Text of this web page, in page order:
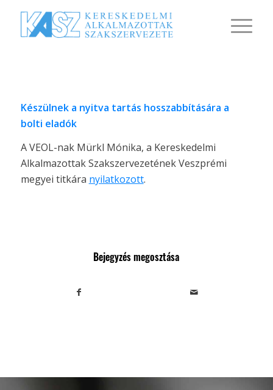
Készülnek a nyitva tartás hosszabbítására a
bolti eladók
A VEOL-nak Mürkl Mónika, a Kereskedelmi
Alkalmazottak Szakszervezetének Veszprémi
megyei titkára nyilatkozott.
Bejegyzés megosztása